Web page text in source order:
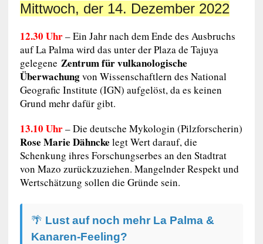
Mittwoch, der 14. Dezember 2022
12.30 Uhr– Ein Jahr nach dem Ende des Ausbruchs
auf La Palma wird das unter der Plaza de Tajuya
gelegene Zentrum für vulkanologische
Überwachungvon Wissenschaftlern des National
Geografic Institute (IGN) aufgelöst, da es keinen
Grund mehr dafür gibt.
13.10 Uhr–Die deutsche Mykologin (Pilzforscherin)
Rose Marie Dähncke legt Wert darauf, die
Schenkung ihres Forschungserbes an den Stadtrat
von Mazo zurückzuziehen. Mangelnder Respekt und
Wertschätzung sollen die Gründe sein.
🌴 Lust auf noch mehr La Palma &
Kanaren-Feeling?